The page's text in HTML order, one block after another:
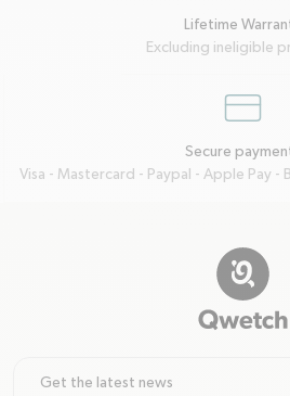
Lifetime
Excluding ineligible
credit-
Secure
Visa - Mastercard - Paypal - Apple Pay -
Get the latest news